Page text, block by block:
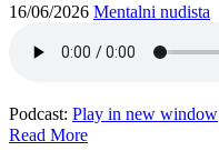
16/06/2026 Mentalni nudista
Podcast: Play in new window
Read More